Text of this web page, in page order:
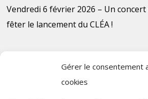
Gérer le consentement
cookies
Vendredi 6 février 2026 – Un
fêter le lancement du CLÉA !